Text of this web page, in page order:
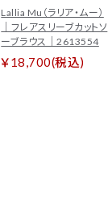
Lallia Mu（ラリア・ムー）
｜フレアスリーブカットソ
ーブラウス｜2613554
￥18,700(税込)